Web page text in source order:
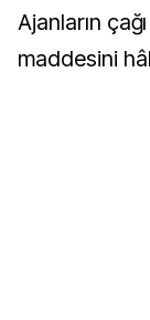
Ajanların
maddesini